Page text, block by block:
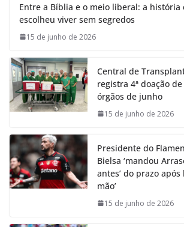
Entre a Bíblia e o meio liberal: a história
escolheu viver sem segredos
15 de junho de 2026
Central de
registra 4ª doação
órgãos de junho
15 de junho de 2026
Presidente do
Bielsa ‘mandou
antes’ do prazo após
mão’
15 de junho de 2026